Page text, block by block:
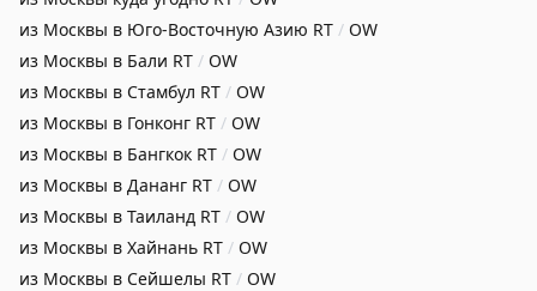
из Москвы в Юго-Восточную Азию RT / OW
из Москвы в Бали RT / OW
из Москвы в Стамбул RT / OW
из Москвы в Гонконг RT / OW
из Москвы в Бангкок RT / OW
из Москвы в Дананг RT / OW
из Москвы в Таиланд RT / OW
из Москвы в Хайнань RT / OW
из Москвы в Сейшелы RT / OW